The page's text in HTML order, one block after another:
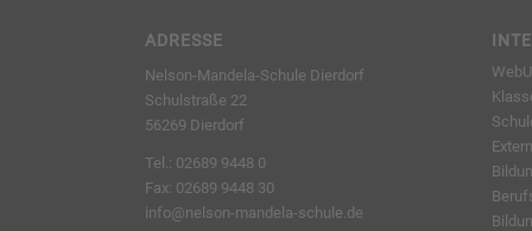
ADRESSE
Nelson-Mandela-Schule Dierdorf
Schulstraße 22
56269 Dierdorf
Tel.: 02689 9448 0
Fax: 02689 9448 30
info@nelson-mandela-schule.de